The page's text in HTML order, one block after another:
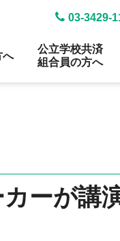
03-3429-
へ
公立学校共済
組合員の方へ
ーが講